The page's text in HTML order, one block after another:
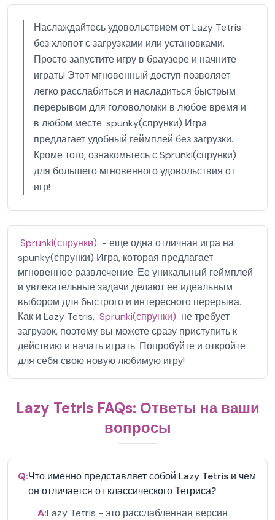
Наслаждайтесь удовольствием от Lazy Tetris
без хлопот с загрузками или установками.
Просто запустите игру в браузере и начните
играть! Этот мгновенный доступ позволяет
легко расслабиться и насладиться быстрым
перерывом для головоломки в любое время и
в любом месте. spunky(спрунки) Игра
предлагает удобный геймплей без загрузки.
Кроме того, ознакомьтесь с Sprunki(спрунки)
для большего мгновенного удовольствия от
игр!
Sprunki(спрунки) - еще одна отличная игра на
spunky(спрунки) Игра, которая предлагает
мгновенное развлечение. Ее уникальный геймплей
и увлекательные задачи делают ее идеальным
выбором для быстрого и интересного перерыва.
Как и Lazy Tetris, Sprunki(спрунки) не требует
загрузок, поэтому вы можете сразу приступить к
действию и начать играть. Попробуйте и откройте
для себя свою новую любимую игру!
Lazy Tetris FAQs: Ответы на ваши
вопросы
Q:Что именно представляет собой Lazy Tetris и чем
он отличается от классического Тетриса?
A:Lazy Tetris - это расслабленная версия